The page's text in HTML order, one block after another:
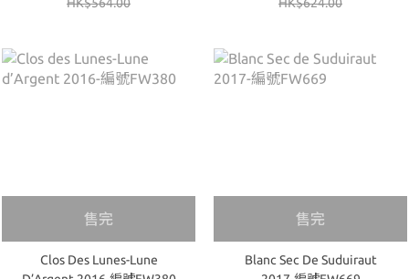
售完
Clos Des Lunes-Lune
售完
Blanc Sec De Suduiraut